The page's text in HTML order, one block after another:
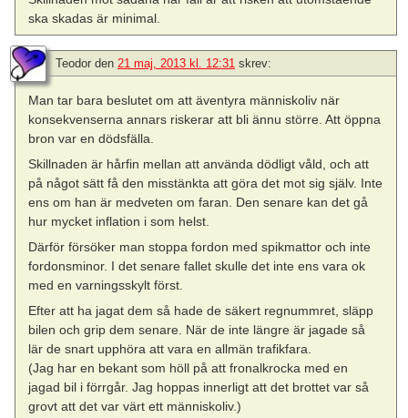
ska skadas är minimal.
Teodor den 21 maj, 2013 kl. 12:31 skrev:
Man tar bara beslutet om att äventyra människoliv när
konsekvenserna annars riskerar att bli ännu större. Att öppna
bron var en dödsfälla.
Skillnaden är hårfin mellan att använda dödligt våld, och att
på något sätt få den misstänkta att göra det mot sig själv. Inte
ens om han är medveten om faran. Den senare kan det gå
hur mycket inflation i som helst.
Därför försöker man stoppa fordon med spikmattor och inte
fordonsminor. I det senare fallet skulle det inte ens vara ok
med en varningsskylt först.
Efter att ha jagat dem så hade de säkert regnummret, släpp
bilen och grip dem senare. När de inte längre är jagade så
lär de snart upphöra att vara en allmän trafikfara.
(Jag har en bekant som höll på att fronalkrocka med en
jagad bil i förrgår. Jag hoppas innerligt att det brottet var så
grovt att det var värt ett människoliv.)